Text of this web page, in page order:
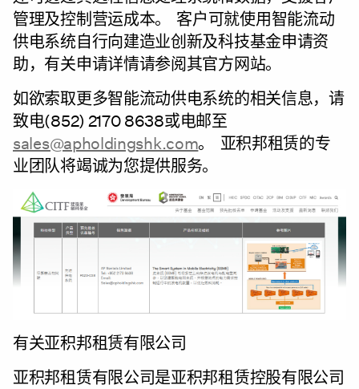
管理及控制营运成本。 客户可就使用智能流动
供电系统自行向建造业创新及科技基金申请资
助，有关申请详情请参阅其官方网站。
如欲索取更多智能流动供电系统的相关信息，请
致电(852) 2170 8638或电邮至
sales@apholdingshk.com。 亚积邦租赁的专
业团队将竭诚为您提供服务。
有关亚积邦租赁有限公司
亚积邦租赁有限公司是亚积邦租赁控股有限公司